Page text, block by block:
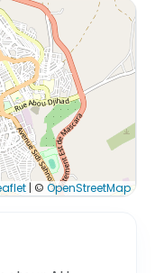
| © OpenStreetMap